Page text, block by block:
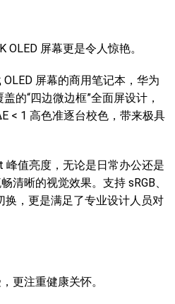
OLED 屏幕更是令人惊艳。
屏幕的商用笔记本，华为
的“四边微边框”全面屏设计，
< 1 高色准逐台校色，带来极具
峰值亮度，无论是日常办公还是
清晰的视觉效果。支持 sRGB、
换，更是满足了专业设计人员对
更注重健康关怀。